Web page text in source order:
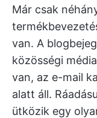
Már csak
van. A
közösségi
van, az e-mail
alatt áll.
ütközik egy